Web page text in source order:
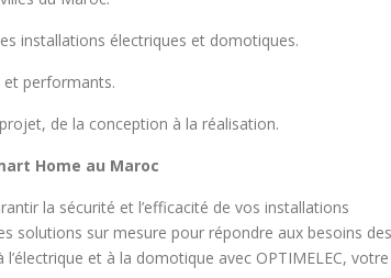
installations électriques et domotiques.
et performants.
de la conception à la réalisation.
Home au Maroc
la sécurité et l’efficacité de vos installations
solutions sur mesure pour répondre aux besoins des
et à la domotique avec OPTIMELEC, votre